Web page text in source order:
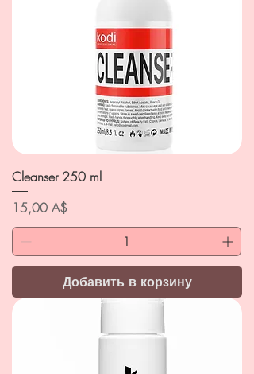
Cleanser 250 ml
Цена
15,00 A$
Добавить в корзину